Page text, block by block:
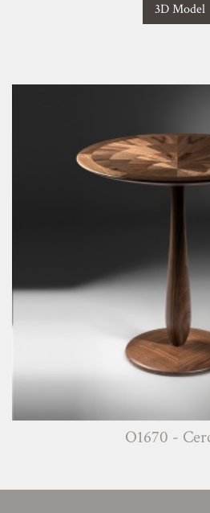
3D Model
O1670 - Cerchio